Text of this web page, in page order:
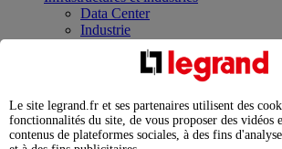
Data Center
Industrie
Infrastructures
Contrôler et planifier le
Répartir et optimiser son tableau
Legrand Data Center Solutions :
expertises au service de vos
Le site legrand.fr et ses partenaires utilisent des
fonctionnalités du site, de vous proposer des vidéos
contenus de plateformes sociales, à des fins